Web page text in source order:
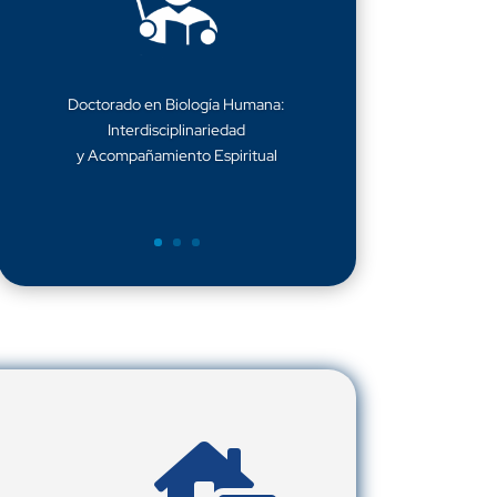
Doctorado en Biología Humana:
Interdisciplinariedad
y Acompañamiento Espiritual